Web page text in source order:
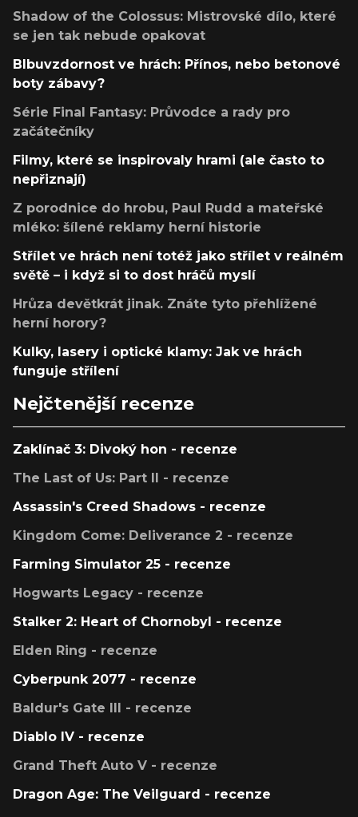
Shadow of the Colossus: Mistrovské dílo, které
se jen tak nebude opakovat
Blbuvzdornost ve hrách: Přínos, nebo betonové
boty zábavy?
Série Final Fantasy: Průvodce a rady pro
začátečníky
Filmy, které se inspirovaly hrami (ale často to
nepřiznají)
Z porodnice do hrobu, Paul Rudd a mateřské
mléko: šílené reklamy herní historie
Střílet ve hrách není totéž jako střílet v reálném
světě – i když si to dost hráčů myslí
Hrůza devětkrát jinak. Znáte tyto přehlížené
herní horory?
Kulky, lasery i optické klamy: Jak ve hrách
funguje střílení
Nejčtenější recenze
Zaklínač 3: Divoký hon - recenze
The Last of Us: Part II - recenze
Assassin's Creed Shadows - recenze
Kingdom Come: Deliverance 2 - recenze
Farming Simulator 25 - recenze
Hogwarts Legacy - recenze
Stalker 2: Heart of Chornobyl - recenze
Elden Ring - recenze
Cyberpunk 2077 - recenze
Baldur's Gate III - recenze
Diablo IV - recenze
Grand Theft Auto V - recenze
Dragon Age: The Veilguard - recenze